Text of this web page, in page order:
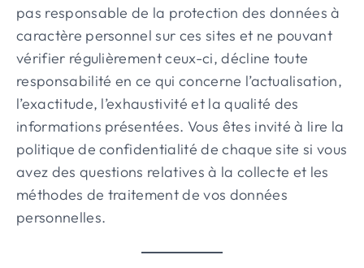
pas responsable de la protection des données à
caractère personnel sur ces sites et ne pouvant
vérifier régulièrement ceux-ci, décline toute
responsabilité en ce qui concerne l’actualisation,
l’exactitude, l’exhaustivité et la qualité des
informations présentées. Vous êtes invité à lire la
politique de confidentialité de chaque site si vous
avez des questions relatives à la collecte et les
méthodes de traitement de vos données
personnelles.